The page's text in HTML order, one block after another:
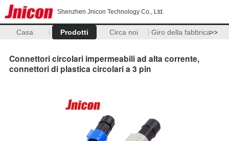
Shenzhen Jnicon Technology Co., Ltd.
Casa Prodotti Circa noi Giro della fabbrica>>
Connettori circolari impermeabili ad alta corrente,
connettori di plastica circolari a 3 pin